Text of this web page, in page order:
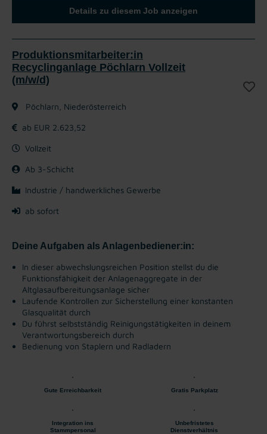
Details zu diesem Job anzeigen
Produktionsmitarbeiter:in
Recyclinganlage Pöchlarn Vollzeit
(m/w/d)
Pöchlarn, Niederösterreich
ab EUR 2.623,52
Vollzeit
Ab 3-Schicht
Industrie / handwerkliches Gewerbe
ab sofort
Deine Aufgaben als Anlagenbediener:in:
In dieser abwechslungsreichen Position stellst du die
Funktionsfähigkeit der Anlagenaggregate in der
Altglasaufbereitungsanlage sicher
Laufende Kontrollen zur Sicherstellung einer konstanten
Glasqualität durch
Du führst selbstständig Reinigungstätigkeiten in deinem
Verantwortungsbereich durch
Bedienung von Staplern und Radladern
Gute Erreichbarkeit Gratis Parkplatz
Integration ins
Stammpersonal
Unbefristetes
Dienstverhältnis